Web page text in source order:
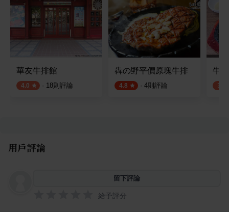
華友牛排館
4.0 · 18則評論
犇の野平價原塊牛排
4.8 · 4則評論
牛
3.8
用戶評論
留下評論
給予評分